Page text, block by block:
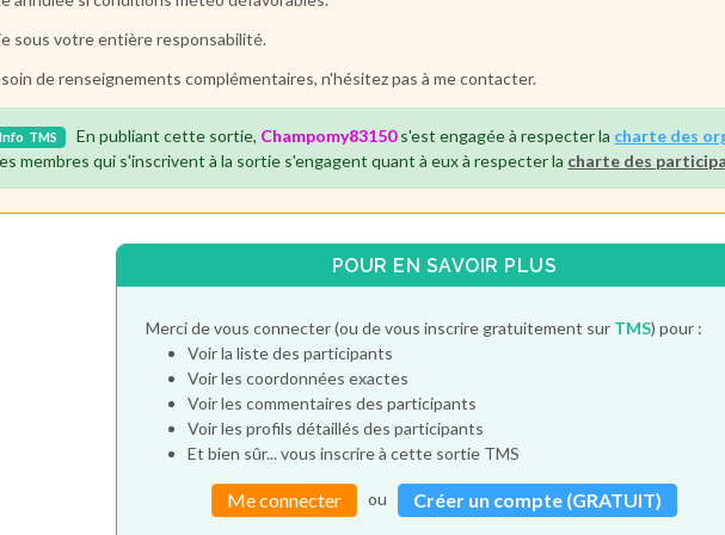
sous votre entière responsabilité.
de renseignements complémentaires, n'hésitez pas à me contacter.
Info TMS En publiant cette sortie, Champomy83150s'est engagée à respecter la charte des
membres qui s'inscrivent à la sortie s'engagent quant à eux à respecter la charte des
POUR EN SAVOIR PLUS
Merci de vous connecter (ou de vous inscrire gratuitement sur TMS) pour :
Voir la liste des participants
Voir les coordonnées exactes
Voir les commentaires des participants
Voir les profils détaillés des participants
Et bien sûr... vous inscrire à cette sortie TMS
Me connecter ou Créer un compte (GRATUIT)